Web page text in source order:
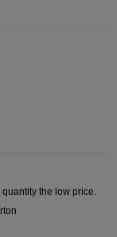
the low price.